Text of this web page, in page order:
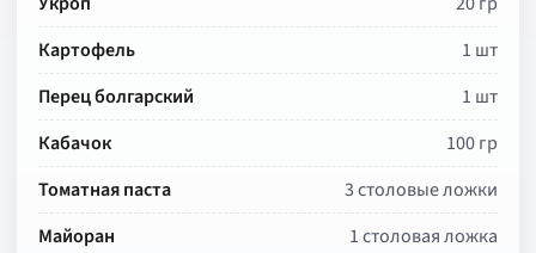
Картофель
1 шт
Перец болгарский
1 шт
Кабачок
100 гр
Томатная паста
3 столовые ложки
Майоран
1 столовая ложка